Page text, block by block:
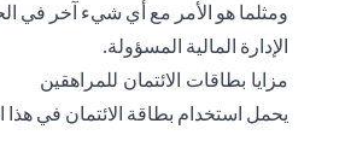
ومثلما هو الأمر مع أي شيء آخر في
الإدارة المالية المسؤولة.
مزايا بطاقات الائتمان للمراهقين
يحمل استخدام بطاقة الائتمان في هذا